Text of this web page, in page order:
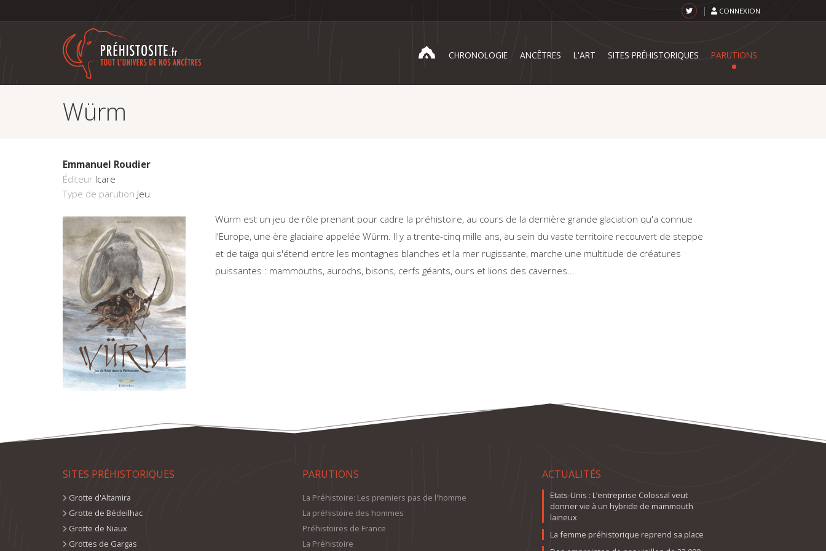
principal
top
CONNEXION
Navigation
principaleCHRONOLOGIE ANCÊTRES L'ART SITES PRÉHISTORIQUES PARUTIONS
Würm
Emmanuel Roudier
Éditeur Icare
Type de parution Jeu
Würm est un jeu de rôle prenant pour cadre la préhistoire, au cours de la dernière grande glaciation qu'a connue
l'Europe, une ère glaciaire appelée Würm. Il y a trente-cinq mille ans, au sein du vaste territoire recouvert de steppe
et de taïga qui s'étend entre les montagnes blanches et la mer rugissante, marche une multitude de créatures
puissantes : mammouths, aurochs, bisons, cerfs géants, ours et lions des cavernes...
SITES PRÉHISTORIQUES
Grotte d'Altamira
Grotte de Bédeilhac
Grotte de Niaux
Grottes de Gargas
PARUTIONS
La Préhistoire: Les premiers pas de l'homme
La préhistoire des hommes
Préhistoires de France
La Préhistoire
ACTUALITÉS
Etats-Unis : L’entreprise Colossal veut
donner vie à un hybride de mammouth
laineux
La femme préhistorique reprend sa place